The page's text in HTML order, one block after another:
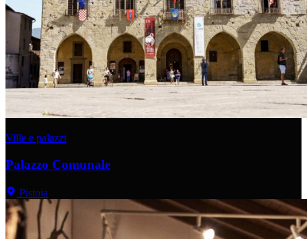
Ville e palazzi
Palazzo Comunale
Pistoia